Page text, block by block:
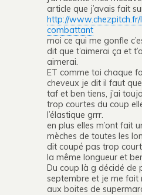
article que j’avais fait
http://
combattant
moi ce qui me gonfle
dit que t’aimerai ça et
aimerai.
ET comme toi chaque
cheveux je dit il faut
taf et ben tiens, j’ai
trop courtes du coup
l’élastique grrr.
en plus elles m’ont fait
mèches de toutes les
dit coupé pas trop
la même longueur et
Du coup là g décidé de
septembre et je me fait
aux boites de